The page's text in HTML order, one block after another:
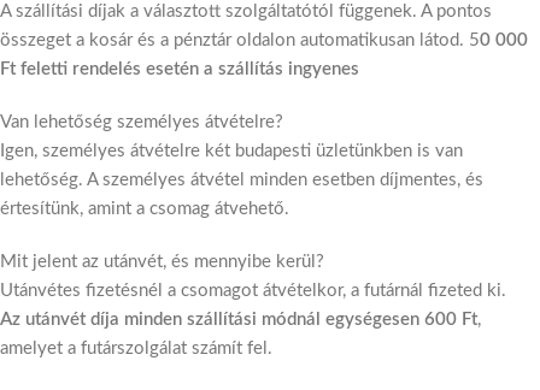
A szállítási díjak a választott szolgáltatótól függenek. A pontos
összeget a kosár és a pénztár oldalon automatikusan látod. 50 000
Ft feletti rendelés esetén a szállítás ingyenes
Van lehetőség személyes átvételre?
Igen, személyes átvételre két budapesti üzletünkben is van
lehetőség. A személyes átvétel minden esetben díjmentes, és
értesítünk, amint a csomag átvehető.
Mit jelent az utánvét, és mennyibe kerül?
Utánvétes fizetésnél a csomagot átvételkor, a futárnál fizeted ki.
Az utánvét díja minden szállítási módnál egységesen 600 Ft,
amelyet a futárszolgálat számít fel.